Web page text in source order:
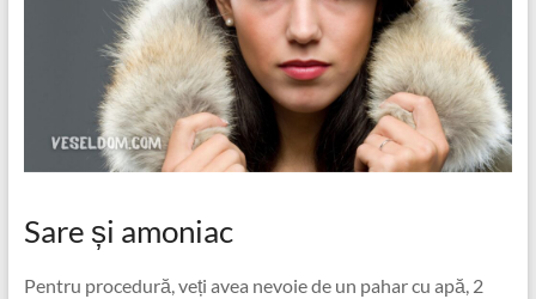
Sare și amoniac
Pentru procedură, veți avea nevoie de un pahar cu apă, 2